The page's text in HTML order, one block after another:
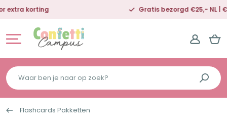
Gratis bezorgd €25,- NL | €50,- BE
Waar
ben
je
naarFlashcards Pakketten